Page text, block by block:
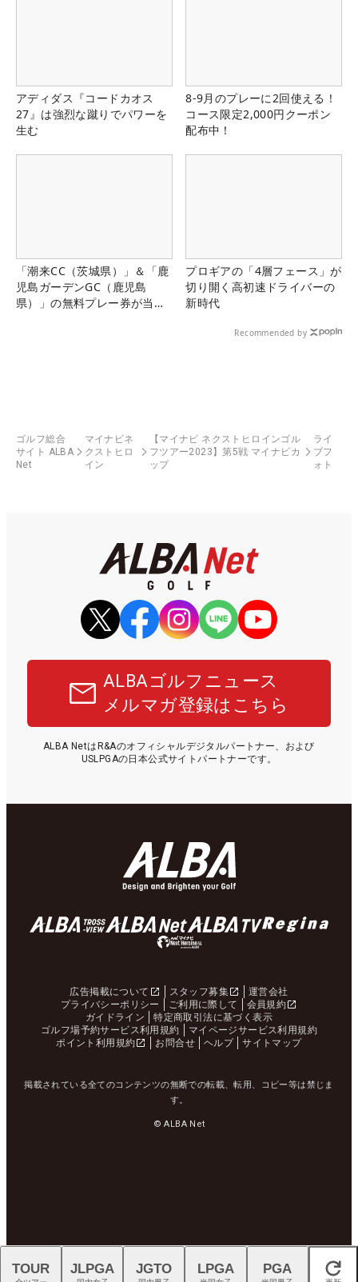
アディダス『コードカオス
27』は強烈な蹴りでパワーを
生む
8-9月のプレーに2回使える！
コース限定2,000円クーポン
配布中！
「潮来CC（茨城県）」＆「鹿
児島ガーデンGC（鹿児島
県）」の無料プレー券が当た
プロギアの「4層フェース」が
切り開く高初速ドライバーの
新時代
Recommended by
ゴルフ総合
サイト ALBA
Net
マイナビネ
クストヒロ
イン
【マイナビ ネクストヒロインゴル
フツアー2023】第5戦 マイナビカ
ップ
ライ
ブフ
ォト
ALBAゴルフニュース
メルマガ登録はこちら
ALBA NetはR&Aのオフィシャルデジタルパートナー、および
USLPGAの日本公式サイトパートナーです。
広告掲載について スタッフ募集
運営会社
プライバシーポリシー
ご利用に際して
会員規約
ガイドライン
特定商取引法に基づく表示
ゴルフ場予約サービス利用規約
マイページサービス利用規約
ポイント利用規約
お問合せ ヘルプ サイトマップ
掲載されている全てのコンテンツの無断での転載、転用、コピー等は禁じま
す。
© ALBA Net
閉じる
TOUR JLPGA JGTO LPGA PGA